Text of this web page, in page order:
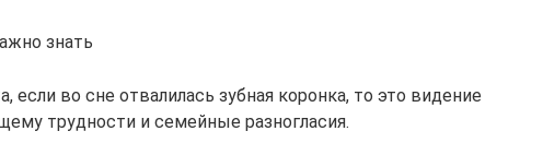
знать
если во сне отвалилась зубная коронка, то это видение
трудности и семейные разногласия.